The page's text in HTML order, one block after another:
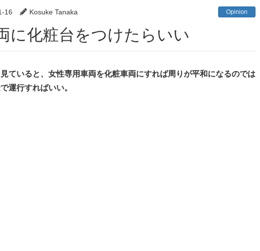
16 Kosuke Tanaka Opinion
両に化粧台をつけたらいい
ていると、女性専用車両を化粧車両にすれば周りが平和になるのでは
運行すればいい。